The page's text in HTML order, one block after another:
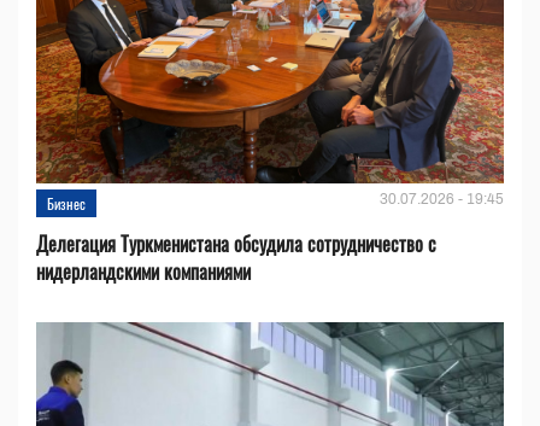
Бизнес 30.07.2026 - 19:45
Делегация Туркменистана обсудила сотрудничество с
нидерландскими компаниями